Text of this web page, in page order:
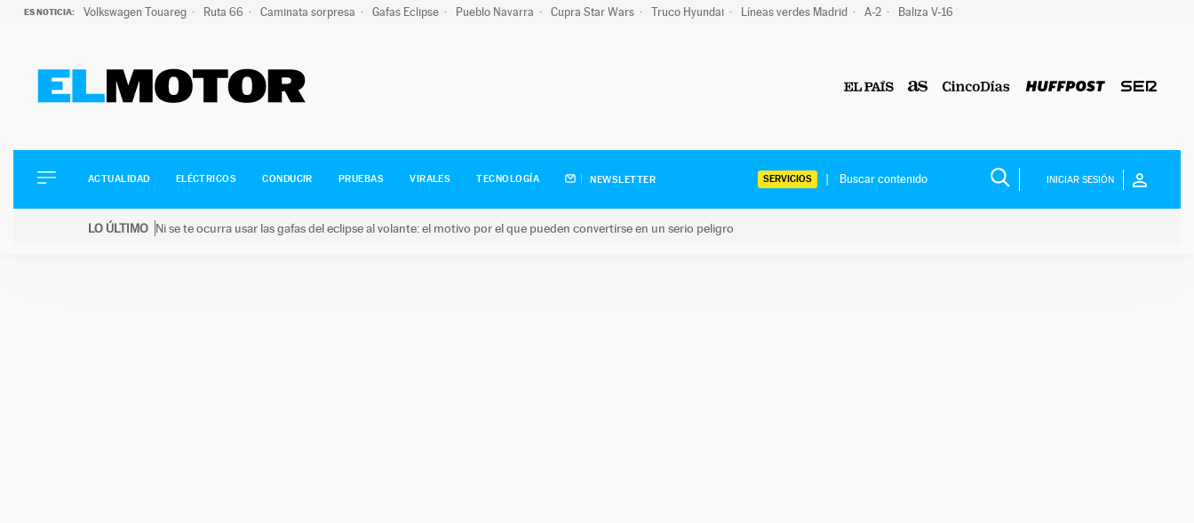
ES NOTICIA: Volkswagen Touareg Ruta 66 Caminata sorpresa Gafas Eclipse Pueblo Navarra Cupra Star Wars Truco Hyundai Líneas verdes Madrid A-2 Baliza V-16
ELÉCTRICOS
CONDUCIR
ACTUALIDAD ELÉCTRICOS CONDUCIR PRUEBAS VIRALES TECNOLOGÍA NEWSLETTER SERVICIOS INICIAR SESIÓN
LO ÚLTIMO Ni se te ocurra usar las gafas del eclipse al volante: el motivo por el que pueden convertirse en un serio peligro